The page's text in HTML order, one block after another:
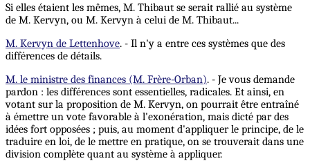
Si elles étaient les mêmes, M. Thibaut se serait rallié au système
de M. Kervyn, ou M. Kervyn à celui de M. Thibaut...
M. Kervyn de Lettenhove. - Il n'y a entre ces systèmes que des
différences de détails.
M. le ministre des finances (M. Frère-Orban). - Je vous demande
pardon : les différences sont essentielles, radicales. Et ainsi, en
votant sur la proposition de M. Kervyn, on pourrait être entraîné
à émettre un vote favorable à l'exonération, mais dicté par des
idées fort opposées ; puis, au moment d'appliquer le principe, de le
traduire en loi, de le mettre en pratique, on se trouverait dans une
division complète quant au système à appliquer.